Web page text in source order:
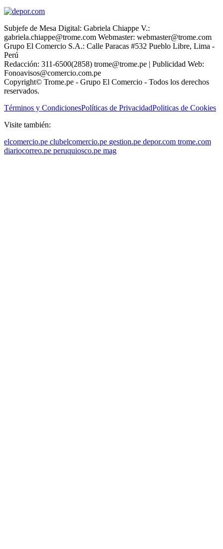
Subjefe de Mesa Digital: Gabriela Chiappe V.:
gabriela.chiappe@trome.com Webmaster: webmaster@trome.com
Grupo El Comercio S.A.: Calle Paracas #532 Pueblo Libre, Lima -
Perú
Redacción: 311-6500(2858) trome@trome.pe | Publicidad Web:
Fonoavisos@comercio.com.pe
Copyright© Trome.pe - Grupo El Comercio - Todos los derechos
reservados.
Términos y CondicionesPolíticas de PrivacidadPoliticas de Cookies
Visite también:
elcomercio.pe clubelcomercio.pe gestion.pe depor.com trome.com
diariocorreo.pe peruquiosco.pe mag